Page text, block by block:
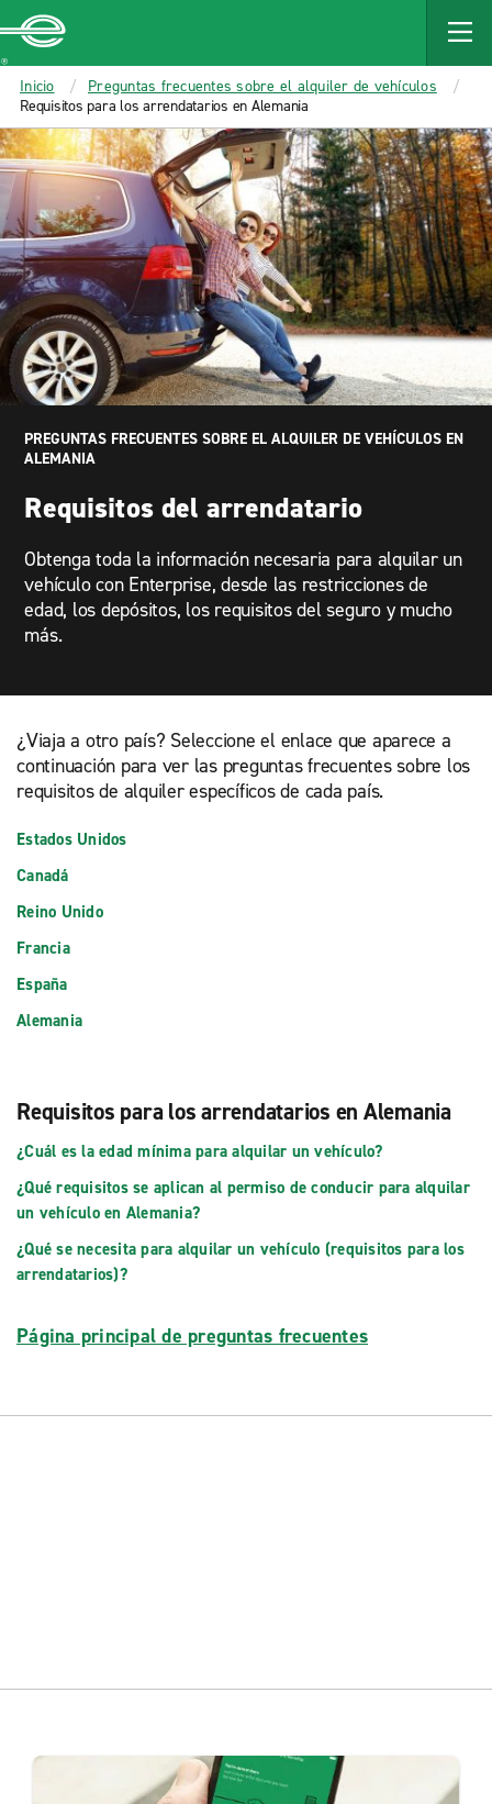
MAIN
CONTENT
Enterprise
Inicio
Preguntas frecuentes sobre el alquiler de vehículos
Requisitos para los arrendatarios en Alemania
PREGUNTAS FRECUENTES SOBRE EL ALQUILER DE VEHÍCULOS EN
ALEMANIA
Requisitos del arrendatario
Obtenga toda la información necesaria para alquilar un
vehículo con Enterprise, desde las restricciones de
edad, los depósitos, los requisitos del seguro y mucho
más.
¿Viaja a otro país? Seleccione el enlace que aparece a
continuación para ver las preguntas frecuentes sobre los
requisitos de alquiler específicos de cada país.
Estados Unidos
Canadá
Reino Unido
Francia
España
Alemania
Requisitos para los arrendatarios en Alemania
¿Cuál es la edad mínima para alquilar un vehículo?
¿Qué requisitos se aplican al permiso de conducir para alquilar
un vehículo en Alemania?
¿Qué se necesita para alquilar un vehículo (requisitos para los
arrendatarios)?
Página principal de preguntas frecuentes